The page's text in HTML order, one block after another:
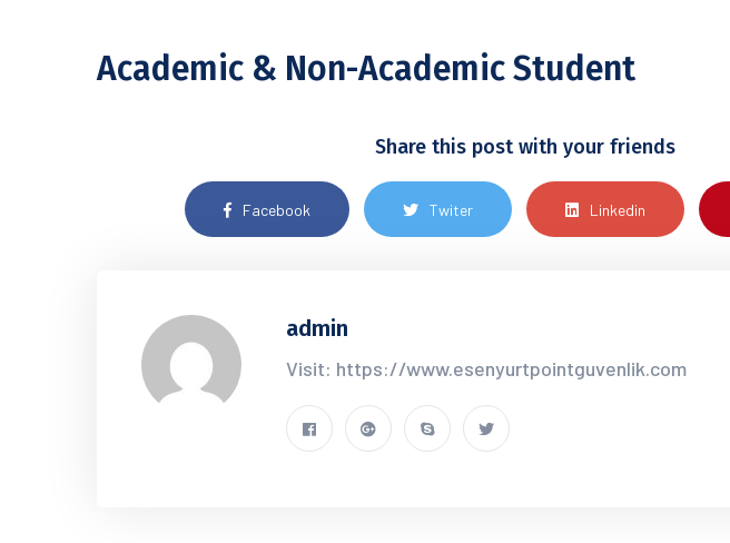
Academic & Non-Academic Student
Share this post with your friends
Facebook Twiter Linkedin
admin
Visit: https://www.esenyurtpointguvenlik.com